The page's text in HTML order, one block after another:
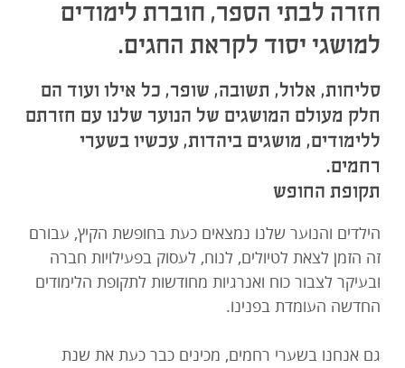
חזרה לבתי הספר, חוברת לימודים
למושגי יסוד לקראת החגים.
סליחות, אלול, תשובה, שופר, כל אילו ועוד הם
חלק מעולם המושגים של הנוער שלנו עם חזרתם
ללימודים, מושגים ביהדות, עכשיו בשערי
רחמים.
תקופת החופש
הילדים והנוער שלנו נמצאים כעת בחופשת הקיץ, עבורם
זה הזמן לצאת לטיולים, לנוח, לעסוק בפעילויות חברה
ובעיקר לצבור כוח ואנרגיות מחודשות לתקופת הלימודים
החדשה העומדת בפנינו.
גם אנחנו בשערי רחמים, מכינים כבר כעת את שנת